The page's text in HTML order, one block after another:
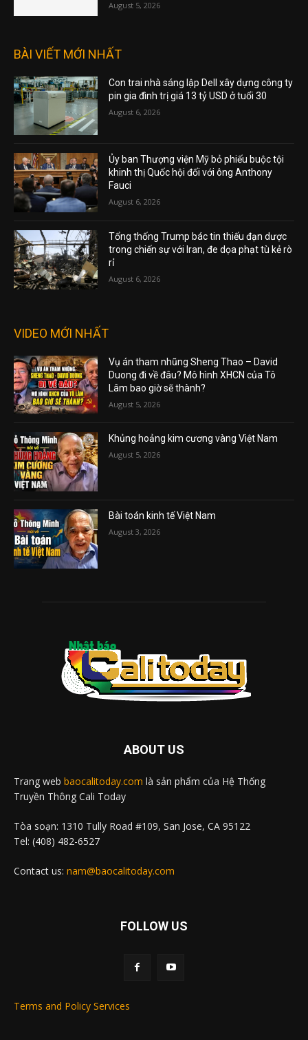
August 5, 2026
BÀI VIẾT MỚI NHẤT
Con trai nhà sáng lập Dell xây dựng công ty
pin gia đình trị giá 13 tỷ USD ở tuổi 30
August 6, 2026
Ủy ban Thượng viện Mỹ bỏ phiếu buộc tội
khinh thị Quốc hội đối với ông Anthony
Fauci
August 6, 2026
Tổng thống Trump bác tin thiếu đạn dược
trong chiến sự với Iran, đe dọa phạt tù kẻ rò
rỉ
August 6, 2026
VIDEO MỚI NHẤT
Vụ án tham nhũng Sheng Thao – David
Duong đi về đâu? Mô hình XHCN của Tô
Lâm bao giờ sẽ thành?
August 5, 2026
Khủng hoảng kim cương vàng Việt Nam
August 5, 2026
Bài toán kinh tế Việt Nam
August 3, 2026
ABOUT US
Trang web baocalitoday.com là sản phẩm của Hệ Thống
Truyền Thông Cali Today
Tòa soạn: 1310 Tully Road #109, San Jose, CA 95122
Tel: (408) 482-6527
Contact us: nam@baocalitoday.com
FOLLOW US
Terms and Policy Services